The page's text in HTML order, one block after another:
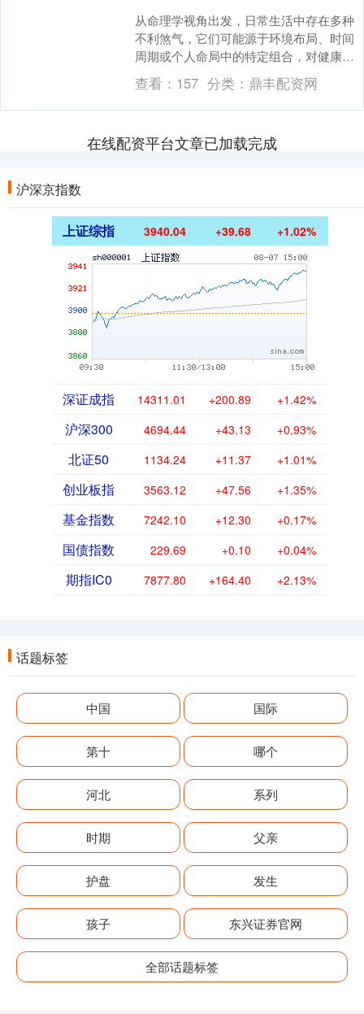
从命理学视角出发，日常生活中存在多种
不利煞气，它们可能源于环境布局、时间
周期或个人命局中的特定组合，对健康、
运势、人际关系等产生负面影响。以下是
具体分类及解析：....
查看： 157 分类： 鼎丰配资网
在线配资平台文章已加载完成
沪深京指数
上证综指 3940.04 +39.68 +1.02%
深证成指 14311.01 +200.89 +1.42%
沪深300 4694.44 +43.13 +0.93%
北证50 1134.24 +11.37 +1.01%
创业板指 3563.12 +47.56 +1.35%
基金指数 7242.10 +12.30 +0.17%
国债指数 229.69 +0.10 +0.04%
期指IC0 7877.80 +164.40 +2.13%
话题标签
中国 国际
第十 哪个
河北 系列
时期 父亲
护盘 发生
孩子 东兴证券官网
全部话题标签